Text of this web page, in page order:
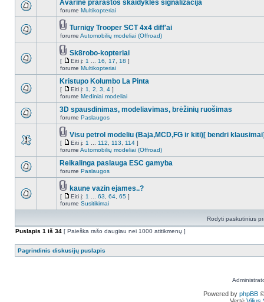
Avarinė prarastos skaidyklės signalizacija
forume Multikopteriai
Turnigy Trooper SCT 4x4 diff'ai
forume Automobilių modeliai (Offroad)
Sk8robo-kopteriai
[ Eiti į: 1 16 17 18 ]
forume Multikopteriai
Kristupo Kolumbo La Pinta
[ Eiti į: 1 2 3 4 ]
forume Mediniai modeliai
3D spausdinimas, modeliavimas, brėžinių ruošimas
forume Paslaugos
Visu petrol modeliu (Baja,MCD,FG ir kiti)[ bendri
[ Eiti į: 1 112 113 114 ]
forume Automobilių modeliai (Offroad)
Reikalinga paslauga ESC gamyba
forume Paslaugos
kaune vazin ejames..?
[ Eiti į: 1 63 64 65 ]
forume Susitikimai
Rodyti paskutinius
Puslapis 1 iš 34 [ Paieška rašo daugiau nei 1000 atitikmenų ]
Pagrindinis diskusijų puslapis
Powered by phpBB